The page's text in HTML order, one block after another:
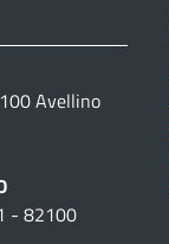
Avellino
- 82100